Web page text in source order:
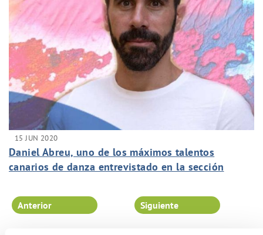
15 JUN 2020
Daniel Abreu, uno de los máximos talentos
canarios de danza entrevistado en la sección
Anterior Siguiente